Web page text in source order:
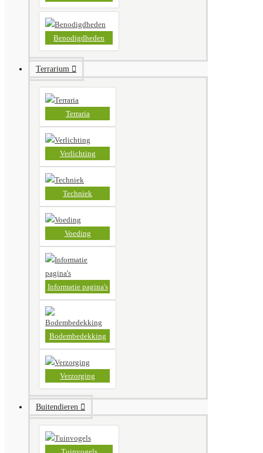
Benodigdheden
Terrarium
Terraria
Verlichting
Techniek
Voeding
Informatie pagina's
Bodembedekking
Verzorging
Buitendieren